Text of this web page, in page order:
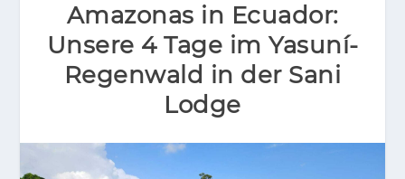
Amazonas in Ecuador:
Unsere 4 Tage im Yasuní-
Regenwald in der Sani
Lodge